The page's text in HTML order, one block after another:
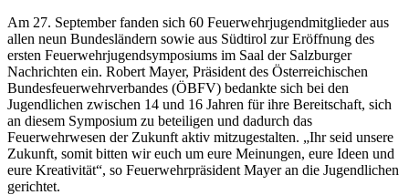
Am 27. September fanden sich 60 Feuerwehrjugendmitglieder aus
allen neun Bundesländern sowie aus Südtirol zur Eröffnung des
ersten Feuerwehrjugendsymposiums im Saal der Salzburger
Nachrichten ein. Robert Mayer, Präsident des Österreichischen
Bundesfeuerwehrverbandes (ÖBFV) bedankte sich bei den
Jugendlichen zwischen 14 und 16 Jahren für ihre Bereitschaft, sich
an diesem Symposium zu beteiligen und dadurch das
Feuerwehrwesen der Zukunft aktiv mitzugestalten. „Ihr seid unsere
Zukunft, somit bitten wir euch um eure Meinungen, eure Ideen und
eure Kreativität“, so Feuerwehrpräsident Mayer an die Jugendlichen
gerichtet.